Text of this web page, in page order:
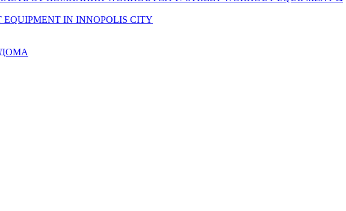
IN INNOPOLIS CITY
ДОМА